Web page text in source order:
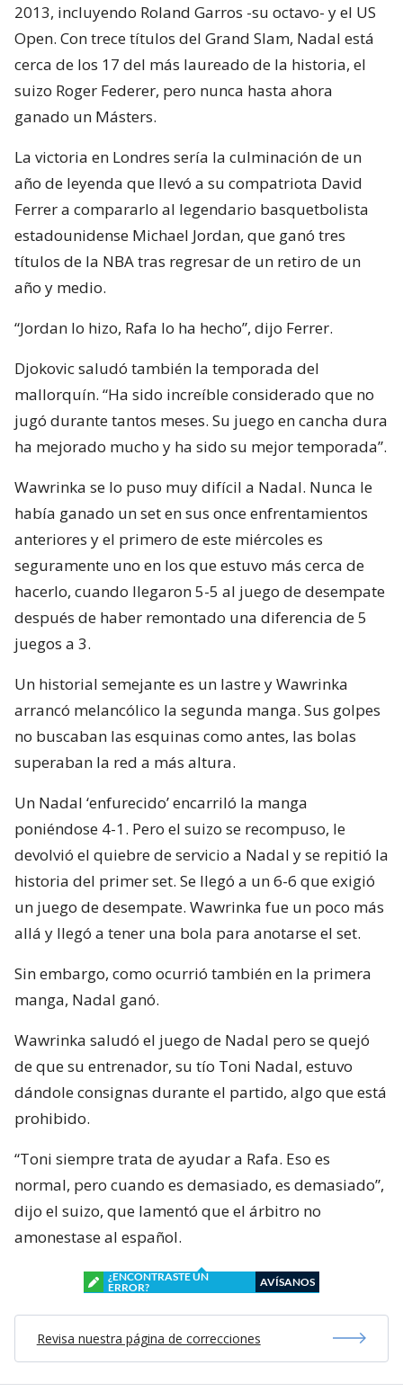
2013, incluyendo Roland Garros -su octavo- y el US
Open. Con trece títulos del Grand Slam, Nadal está
cerca de los 17 del más laureado de la historia, el
suizo Roger Federer, pero nunca hasta ahora
ganado un Másters.
La victoria en Londres sería la culminación de un
año de leyenda que llevó a su compatriota David
Ferrer a compararlo al legendario basquetbolista
estadounidense Michael Jordan, que ganó tres
títulos de la NBA tras regresar de un retiro de un
año y medio.
“Jordan lo hizo, Rafa lo ha hecho”, dijo Ferrer.
Djokovic saludó también la temporada del
mallorquín. “Ha sido increíble considerado que no
jugó durante tantos meses. Su juego en cancha dura
ha mejorado mucho y ha sido su mejor temporada”.
Wawrinka se lo puso muy difícil a Nadal. Nunca le
había ganado un set en sus once enfrentamientos
anteriores y el primero de este miércoles es
seguramente uno en los que estuvo más cerca de
hacerlo, cuando llegaron 5-5 al juego de desempate
después de haber remontado una diferencia de 5
juegos a 3.
Un historial semejante es un lastre y Wawrinka
arrancó melancólico la segunda manga. Sus golpes
no buscaban las esquinas como antes, las bolas
superaban la red a más altura.
Un Nadal ‘enfurecido’ encarriló la manga
poniéndose 4-1. Pero el suizo se recompuso, le
devolvió el quiebre de servicio a Nadal y se repitió la
historia del primer set. Se llegó a un 6-6 que exigió
un juego de desempate. Wawrinka fue un poco más
allá y llegó a tener una bola para anotarse el set.
Sin embargo, como ocurrió también en la primera
manga, Nadal ganó.
Wawrinka saludó el juego de Nadal pero se quejó
de que su entrenador, su tío Toni Nadal, estuvo
dándole consignas durante el partido, algo que está
prohibido.
“Toni siempre trata de ayudar a Rafa. Eso es
normal, pero cuando es demasiado, es demasiado”,
dijo el suizo, que lamentó que el árbitro no
amonestase al español.
¿ENCONTRASTE UN
ERROR?
AVÍSANOS
Revisa nuestra página de correcciones